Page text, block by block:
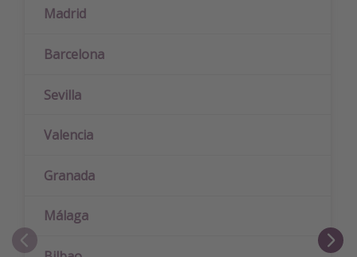
Madrid
Barcelona
Sevilla
Valencia
Granada
Málaga